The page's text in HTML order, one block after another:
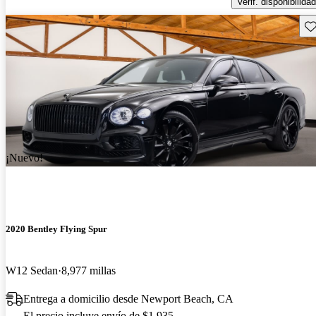
¡Nuevo!
2020 Bentley Flying Spur
W12 Sedan 8,977 millas
Entrega a domicilio desde Newport Beach, CA